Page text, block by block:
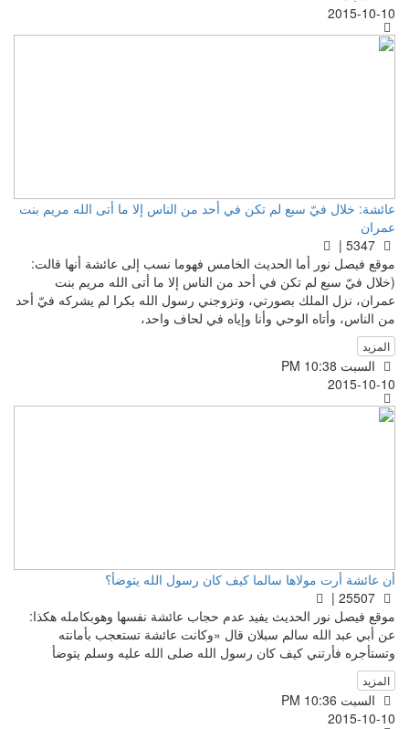
2015-10-10
عائشة: خلال فيّ سبع لم تكن في أحد من الناس إلا ما أتى الله مريم بنت
عمران
موقع فيصل نور أما الحديث الخامس فهوما نسب إلى عائشة أنها قالت:
(خلال فيّ سبع لم تكن في أحد من الناس إلا ما أتى الله مريم بنت
عمران، نزل الملك بصورتي، وتزوجني رسول الله بكرا لم يشركه فيّ أحد
من الناس، وأتاه الوحي وأنا وإياه في لحاف واحد،
المزيد
السبت PM 10:38
2015-10-10
أن عائشة أرت مولاها سالما كيف كان رسول الله يتوضأ؟
موقع فيصل نور الحديث يفيد عدم حجاب عائشة نفسها وهوبكامله هكذا:
عن أبي عبد الله سالم سبلان قال «وكانت عائشة تستعجب بأمانته
وتستأجره فأرتني كيف كان رسول الله صلى الله عليه وسلم يتوضأ
المزيد
السبت PM 10:36
2015-10-10